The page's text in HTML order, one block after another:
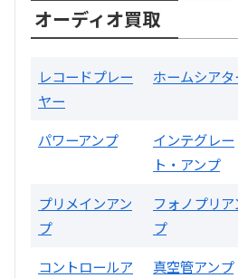
片耳巻き取りイヤホン内
R356
買取価格： お問合
オーディオ買取
レコードプレー
ヤー
ホームシアタ
パワーアンプ
インテグレー
ト・アンプ
プリメインアン
プ
フォノプリア
プ
コントロールア
真空管アンプ